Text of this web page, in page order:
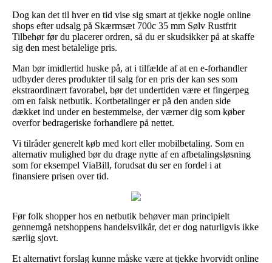
Dog kan det til hver en tid vise sig smart at tjekke nogle online
shops efter udsalg på Skærmsæt 700c 35 mm Sølv Rustfrit
Tilbehør før du placerer ordren, så du er skudsikker på at skaffe
sig den mest betalelige pris.
Man bør imidlertid huske på, at i tilfælde af at en e-forhandler
udbyder deres produkter til salg for en pris der kan ses som
ekstraordinært favorabel, bør det undertiden være et fingerpeg
om en falsk netbutik. Kortbetalinger er på den anden side
dækket ind under en bestemmelse, der værner dig som køber
overfor bedrageriske forhandlere på nettet.
Vi tilråder generelt køb med kort eller mobilbetaling. Som en
alternativ mulighed bør du drage nytte af en afbetalingsløsning
som for eksempel ViaBill, forudsat du ser en fordel i at
finansiere prisen over tid.
Før folk shopper hos en netbutik behøver man principielt
gennemgå netshoppens handelsvilkår, det er dog naturligvis ikke
særlig sjovt.
Et alternativt forslag kunne måske være at tjekke hvorvidt online